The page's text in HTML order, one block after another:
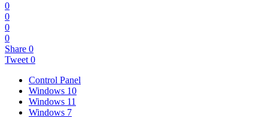
0
0
0
0
Share 0
Tweet 0
Control Panel
Windows 10
Windows 11
Windows 7